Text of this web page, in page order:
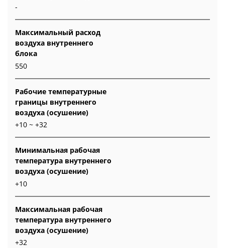
-
Максимальный расход
воздуха внутреннего
блока
550
Рабочие температурные
границы внутреннего
воздуха (осушение)
+10 ~ +32
Минимальная рабочая
температура внутреннего
воздуха (осушение)
+10
Максимальная рабочая
температура внутреннего
воздуха (осушение)
+32